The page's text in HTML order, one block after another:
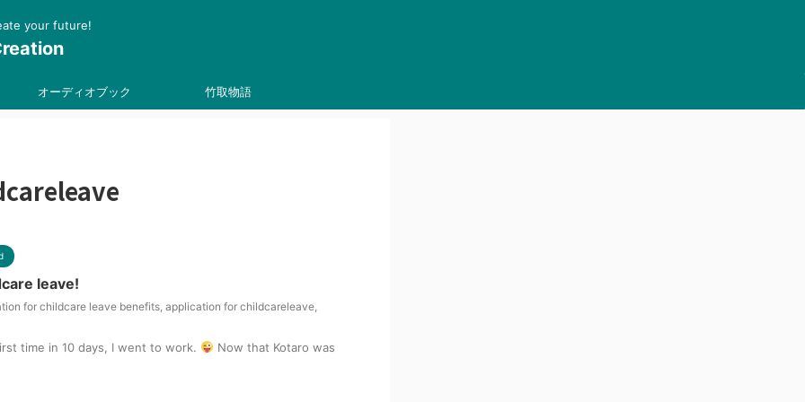
your future!
オーディオブック 竹取物語
leave!
for childcare leave benefits, application for childcareleave,
time in 10 days, I went to work. Now that Kotaro was